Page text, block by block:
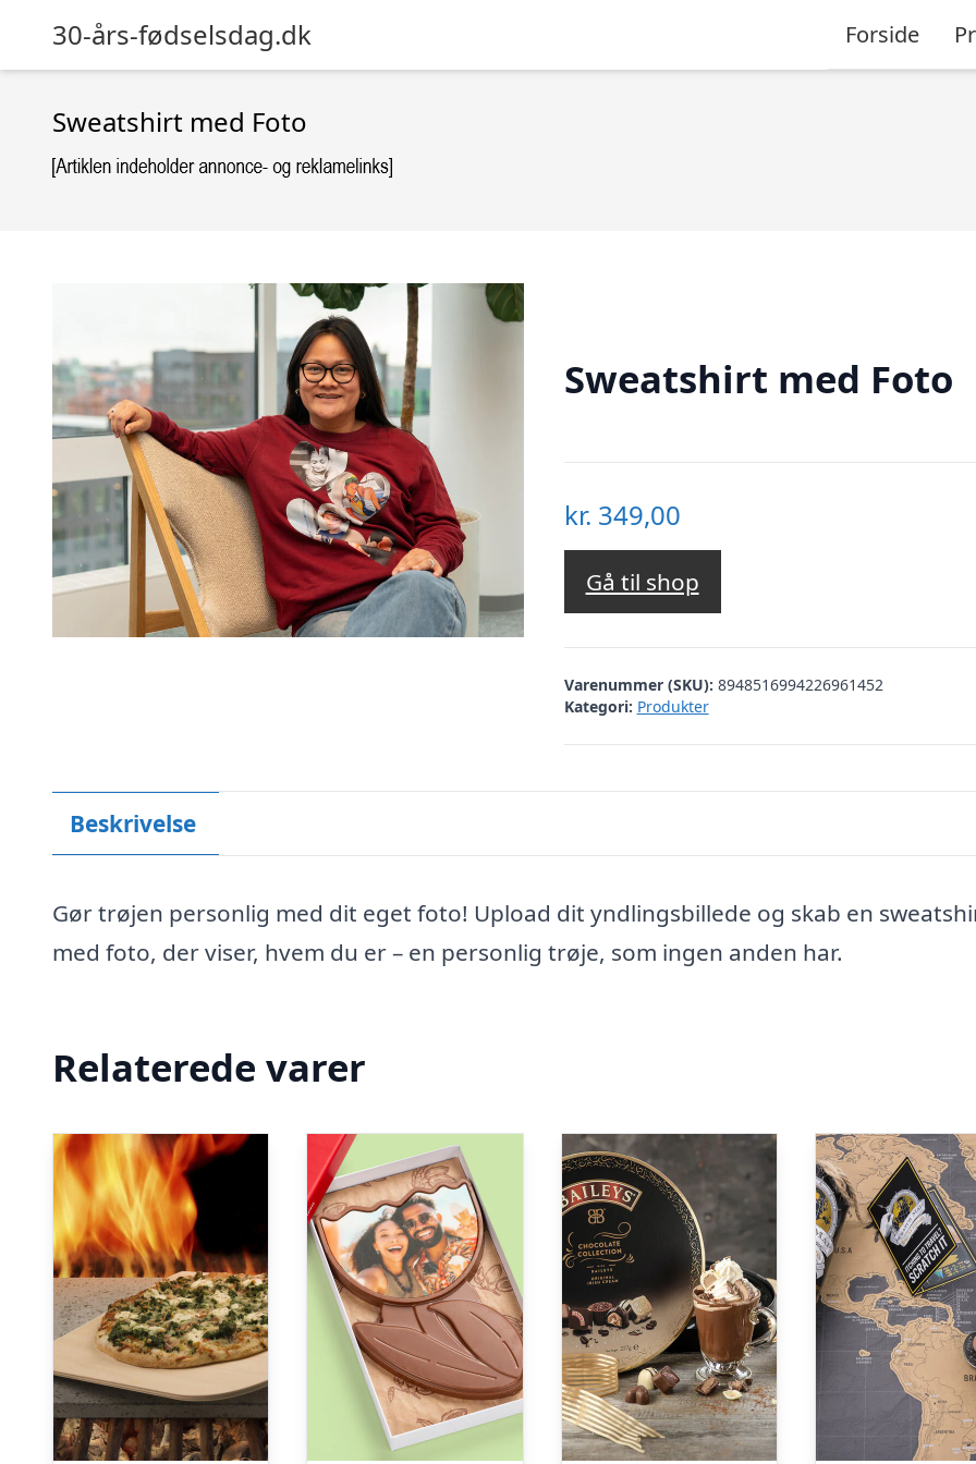
30-års-fødselsdag.dk Forside
Sweatshirt med Foto
Sweatshirt med Foto
kr. 349,00
Gå til shop
Varenummer (SKU): 8948516994226961452
Kategori: Produkter
Beskrivelse
Gør trøjen personlig med dit eget foto! Upload dit yndlingsbillede og skab en
med foto, der viser, hvem du er – en personlig trøje, som ingen anden har.
Relaterede varer